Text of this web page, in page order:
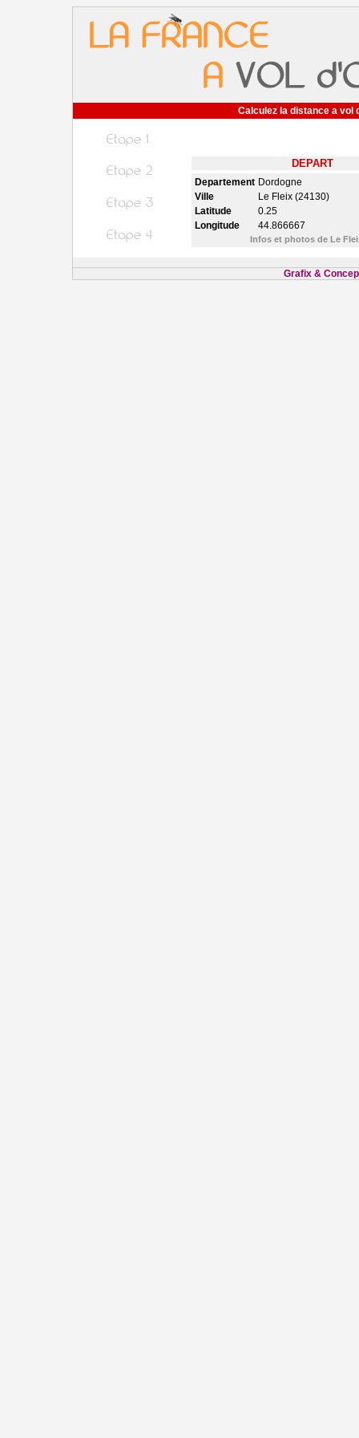
Calculez la distance a vol
DEPART
Departement Dordogne
Ville
Le Fleix (24130)
Latitude
0.25
Longitude
44.866667
Infos et photos de Le
Grafix &